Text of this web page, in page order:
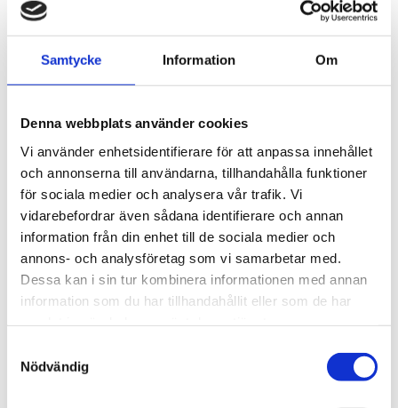
Samtycke Information Om
Denna webbplats använder cookies
Vi använder enhetsidentifierare för att anpassa innehållet
och annonserna till användarna, tillhandahålla funktioner
för sociala medier och analysera vår trafik. Vi
vidarebefordrar även sådana identifierare och annan
information från din enhet till de sociala medier och
annons- och analysföretag som vi samarbetar med.
Dessa kan i sin tur kombinera informationen med annan
information som du har tillhandahållit eller som de har
Nödvändig
Återfuktar huden
Glycolic, Lactic, Salicylid 30 %